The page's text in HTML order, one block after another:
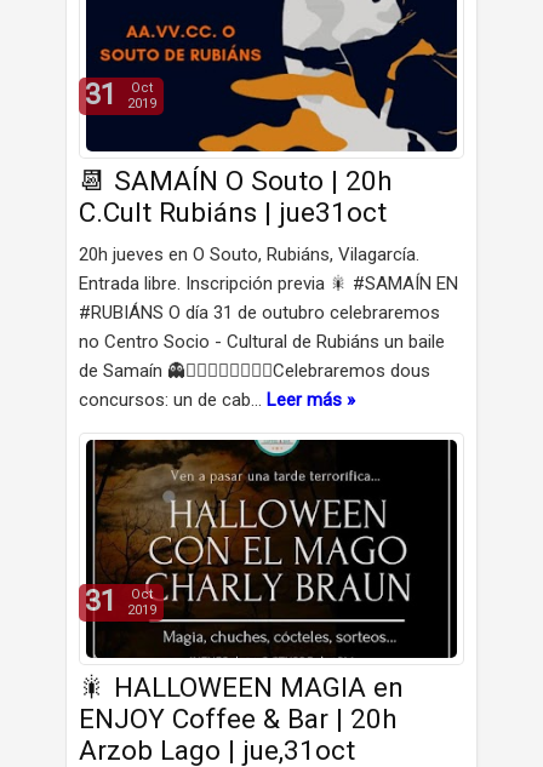
📆 SAMAÍN O Souto | 20h
C.Cult Rubiáns | jue31oct
20h jueves en O Souto, Rubiáns, Vilagarcía.
Entrada libre. Inscripción previa 🎇 #SAMAÍN EN
#RUBIÁNS O día 31 de outubro celebraremos
no Centro Socio - Cultural de Rubiáns un baile
de Samaín 👻🧛🏻‍♂️🧙🏽‍♀️🧟‍♂️Celebraremos dous
concursos: un de cab… Leer más »
31
Oct
2019
🎇 HALLOWEEN MAGIA en
ENJOY Coffee & Bar | 20h
Arzob Lago | jue,31oct
31
Oct
2019